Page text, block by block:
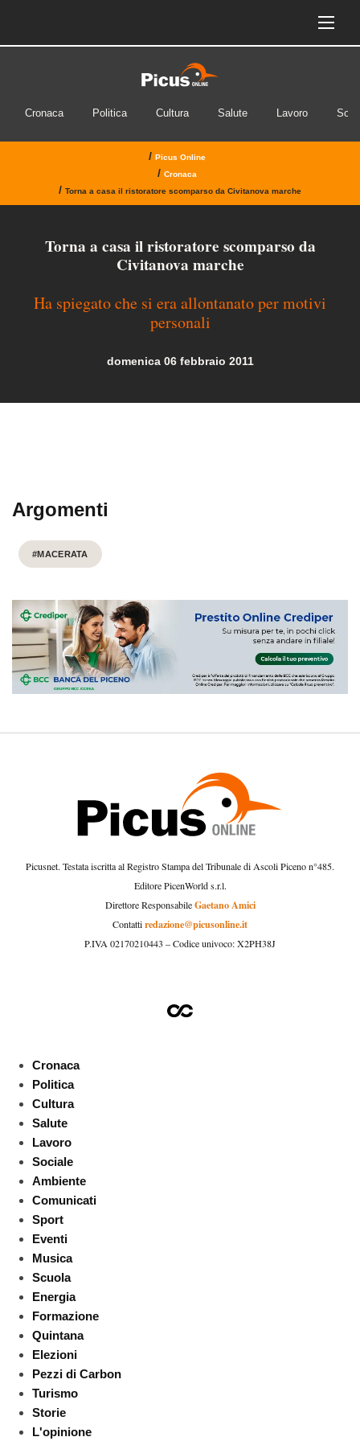
Cronaca Politica Cultura Salute Lavoro
/ Picus Online
/ Cronaca
/ Torna a casa il ristoratore scomparso da Civitanova marche
Torna a casa il ristoratore scomparso da
Civitanova marche
Ha spiegato che si era allontanato per motivi
personali
domenica 06 febbraio 2011
Argomenti
#MACERATA
Picusnet. Testata iscritta al Registro Stampa del Tribunale di Ascoli Piceno n°485.
Editore PicenWorld s.r.l.
Direttore ResponsabileGaetano Amici
Contattiredazione@picusonline.it
P.IVA 02170210443 – Codice univoco: X2PH38J
Cronaca
Politica
Cultura
Salute
Lavoro
Sociale
Ambiente
Comunicati
Sport
Eventi
Musica
Scuola
Energia
Formazione
Quintana
Elezioni
Pezzi di Carbon
Turismo
Storie
L'opinione